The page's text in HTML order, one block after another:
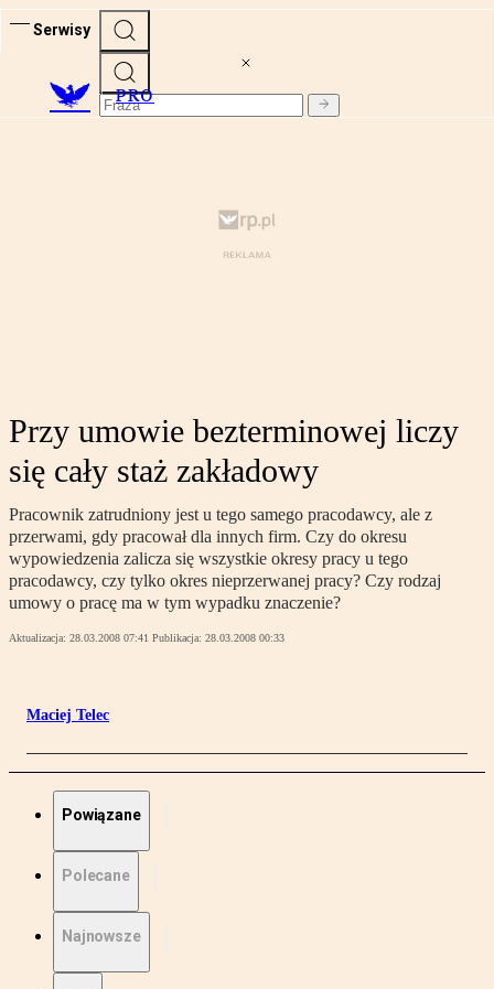
Serwisy
PRO
Przy umowie bezterminowej liczy
się cały staż zakładowy
Pracownik zatrudniony jest u tego samego pracodawcy, ale z
przerwami, gdy pracował dla innych firm. Czy do okresu
wypowiedzenia zalicza się wszystkie okresy pracy u tego
pracodawcy, czy tylko okres nieprzerwanej pracy? Czy rodzaj
umowy o pracę ma w tym wypadku znaczenie?
Aktualizacja: 28.03.2008 07:41 Publikacja: 28.03.2008 00:33
Maciej Telec
Powiązane
Polecane
Najnowsze